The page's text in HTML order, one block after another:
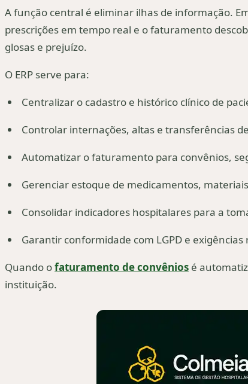
A função central é eliminar ilhas de informação.
prescrições em tempo real e o faturamento
glosas e prejuízo.
O ERP serve para:
Centralizar o cadastro e histórico clínico de
Controlar internações, altas e transferências
Automatizar o faturamento para convênios,
Gerenciar estoque de medicamentos, materiais
Consolidar indicadores hospitalares para a
Garantir conformidade com LGPD e
Quando ofaturamento de convênios é
instituição.